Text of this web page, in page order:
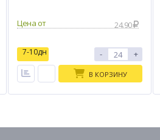
24.90
7-10дн - +
В КОРЗИНУ